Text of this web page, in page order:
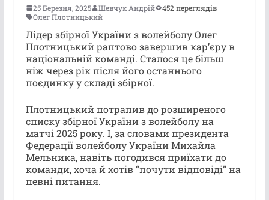
25 Березня, 2025 Шевчук Андрій
452 переглядів
Олег Плотницький
Лідер збірної України з волейболу Олег
Плотницький раптово завершив кар’єру в
національній команді. Сталося це більш
ніж через рік після його останнього
поєдинку у складі збірної.
Плотницький потрапив до розширеного
списку збірної України з волейболу на
матчі 2025 року. І, за словами президента
Федерації волейболу України Михайла
Мельника, навіть погодився приїхати до
команди, хоча й хотів “почути відповіді” на
певні питання.